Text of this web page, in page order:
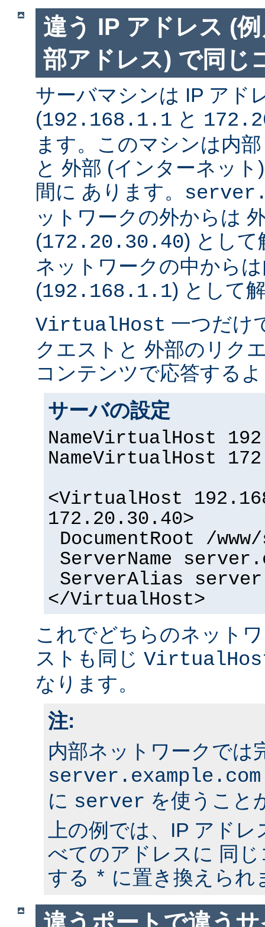
違う IP アドレス (
部アドレス) で同じ
サーバマシンは IP アド
(192.168.1.1 と
ます。このマシンは内
と 外部 (インターネッ
間に あります。
ットワークの外からは
(172.20.30.40) として
ネットワークの中から
(192.168.1.1) として
VirtualHost 一つだけ
クエストと 外部のリク
コンテンツで応答する
サーバの設定
NameVirtualHost
NameVirtualHost
<VirtualHost
172.20.30.40>
DocumentRoot /
ServerName
ServerAlias server
</VirtualHost>
これでどちらのネット
ストも同じ
なります。
注:
内部ネットワークでは
server.example.com
に server を使うこと
上の例では、IP アド
べてのアドレスに 同
する * に置き換えられ